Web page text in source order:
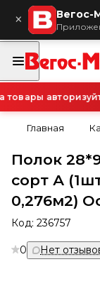
× Вегос-
Главная
Полок
сорт А
0,276м2)
Код: 236757
0 Нет